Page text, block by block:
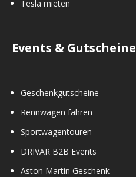
Tesla mieten
Events & Gutscheine
Geschenkgutscheine
Rennwagen fahren
Sportwagentouren
DRIVAR B2B Events
Aston Martin Geschenk